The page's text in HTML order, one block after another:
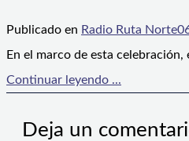
Publicado en Radio Ruta Norte
En el marco de esta
Continuar leyendo ...
Deja un